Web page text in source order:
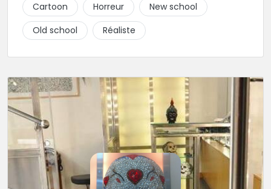
Cartoon Horreur
New school
Old school
Réaliste